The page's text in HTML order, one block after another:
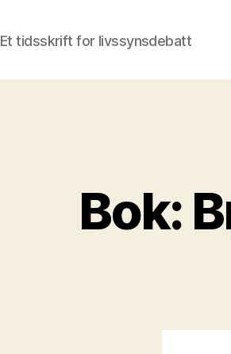
Et tidsskrift for livssynsdebatt
Bok: